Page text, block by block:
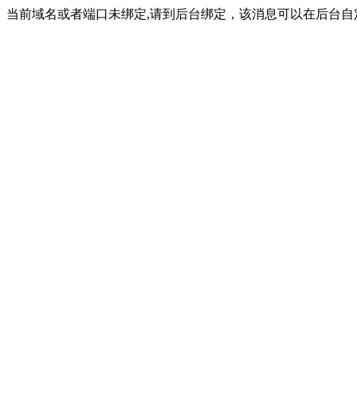
当前域名或者端口未绑定,请到后台绑定，该消息可以在后台自